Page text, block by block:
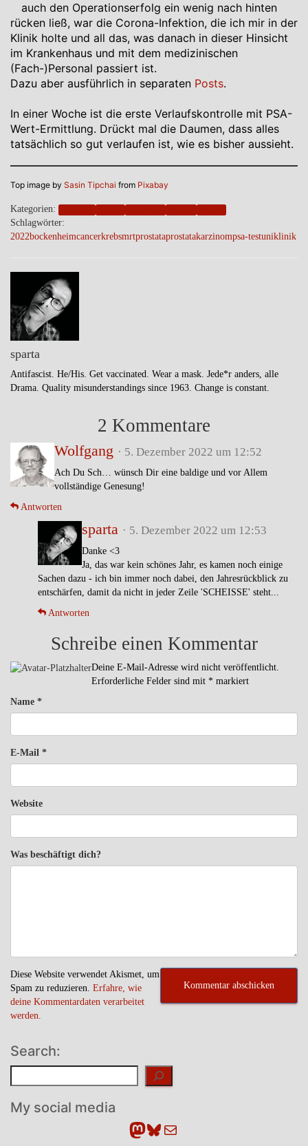
auch den Operationserfolg ein wenig nach hinten
rücken ließ, war die Corona-Infektion, die ich mir in der
Klinik holte und all das, was danach in dieser Hinsicht
im Krankenhaus und mit dem medizinischen
(Fach-)Personal passiert ist.
Dazu aber ausführlich in separaten Posts.
In einer Woche ist die erste Verlaufskontrolle mit PSA-
Wert-Ermittlung. Drückt mal die Daumen, dass alles
tatsächlich so gut verlaufen ist, wie es bisher aussieht.
Top image by Sasin Tipchai from Pixabay
Kategorien:
Schlagwörter:
2022bockenheimcancerkrebsmrtprostataprostatakarzinompsa-testuniklinik
sparta
Antifascist. He/His. Get vaccinated. Wear a mask. Jede*r anders, alle
Drama. Quality misunderstandings since 1963. Change is constant.
2 Kommentare
Wolfgang · 5. Dezember 2022 um 12:52
Ach Du Sch… wünsch Dir eine baldige und vor Allem
vollständige Genesung!
Antworten
sparta · 5. Dezember 2022 um 12:53
Danke <3
Ja, das war kein schönes Jahr, es kamen noch einige
Sachen dazu - ich bin immer noch dabei, den Jahresrückblick zu
entschärfen, damit da nicht in jeder Zeile 'SCHEISSE' steht...
Antworten
Schreibe einen Kommentar
Deine E-Mail-Adresse wird nicht veröffentlicht.
Erforderliche Felder sind mit * markiert
Name *
E-Mail *
Website
Was beschäftigt dich?
Diese Website verwendet Akismet, um
Spam zu reduzieren. Erfahre, wie
deine Kommentardaten verarbeitet
werden.
Search:
My social media
Mastodon
Bluesky
E-Mail